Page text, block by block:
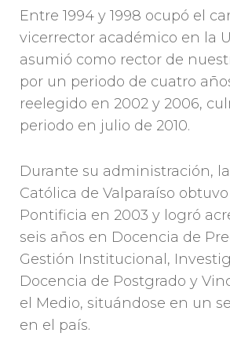
Entre 1994 y 1998 ocupó el
vicerrector académico en la
asumió como rector de
por un periodo de cuatro
reelegido en 2002 y 2006,
periodo en julio de 2010.
Durante su administración,
Católica de Valparaíso
Pontificia en 2003 y logró
seis años en Docencia de
Gestión Institucional,
Docencia de Postgrado y
el Medio, situándose en un
en el país.